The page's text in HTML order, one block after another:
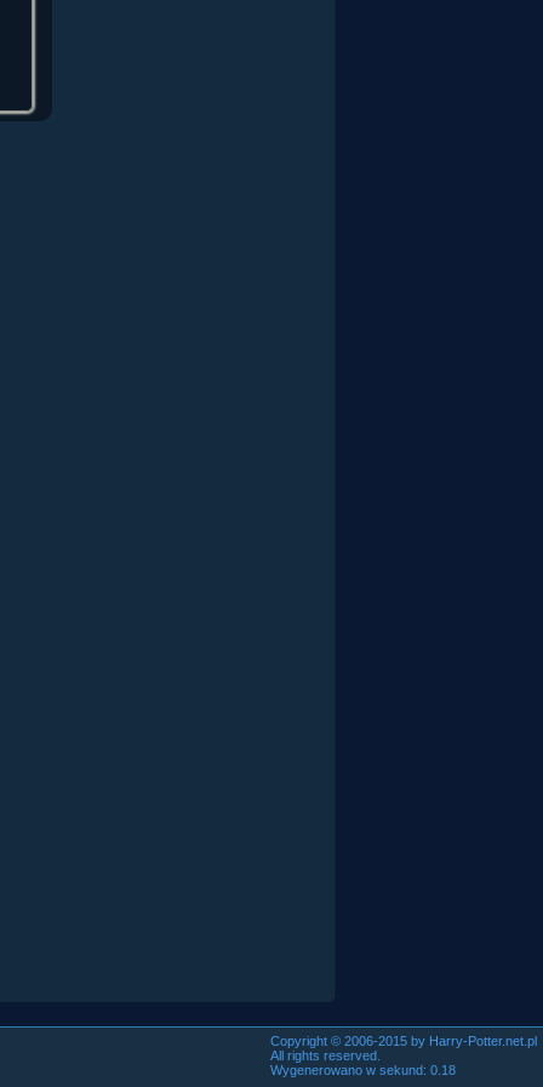
Copyright © 2006-2015 by Harry-Potter.net.pl
All rights reserved.
Wygenerowano w sekund: 0.18